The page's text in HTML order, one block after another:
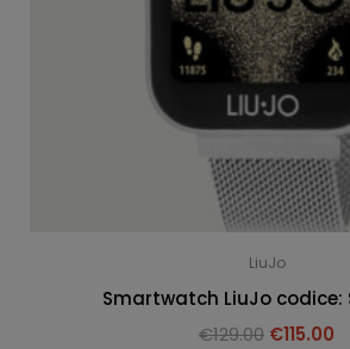
LiuJo
Smartwatch LiuJo codice:
€129.00 €115.00